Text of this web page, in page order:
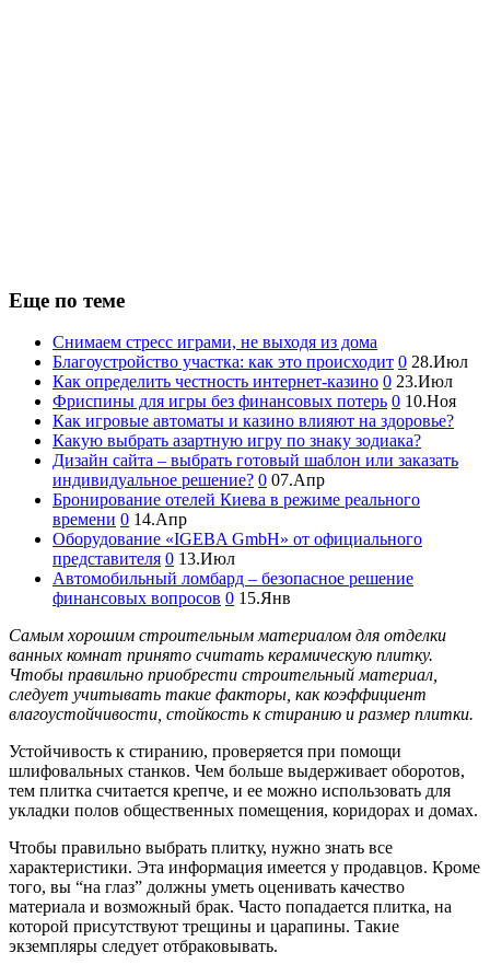
Еще по теме
Снимаем стресс играми, не выходя из дома
Благоустройство участка: как это происходит 0 28.Июл
Как определить честность интернет-казино 0 23.Июл
Фриспины для игры без финансовых потерь 0 10.Ноя
Как игровые автоматы и казино влияют на здоровье?
Какую выбрать азартную игру по знаку зодиака?
Дизайн сайта – выбрать готовый шаблон или заказать
индивидуальное решение? 0 07.Апр
Бронирование отелей Киева в режиме реального
времени 0 14.Апр
Оборудование «IGEBA GmbH» от официального
представителя 0 13.Июл
Автомобильный ломбард – безопасное решение
финансовых вопросов 0 15.Янв
Самым хорошим строительным материалом для отделки
ванных комнат принято считать керамическую плитку.
Чтобы правильно приобрести строительный материал,
следует учитывать такие факторы, как коэффициент
влагоустойчивости, стойкость к стиранию и размер плитки.
Устойчивость к стиранию, проверяется при помощи
шлифовальных станков. Чем больше выдерживает оборотов,
тем плитка считается крепче, и ее можно использовать для
укладки полов общественных помещения, коридорах и домах.
Чтобы правильно выбрать плитку, нужно знать все
характеристики. Эта информация имеется у продавцов. Кроме
того, вы “на глаз” должны уметь оценивать качество
материала и возможный брак. Часто попадается плитка, на
которой присутствуют трещины и царапины. Такие
экземпляры следует отбраковывать.